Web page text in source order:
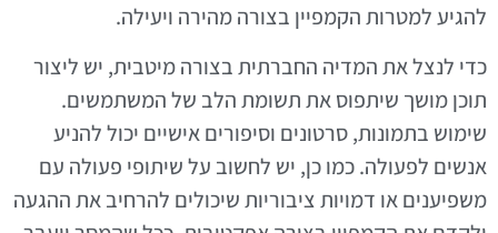
להגיע למטרות הקמפיין בצורה מהירה ויעילה.
כדי לנצל את המדיה החברתית בצורה מיטבית, יש ליצור
תוכן מושך שיתפוס את תשומת הלב של המשתמשים.
שימוש בתמונות, סרטונים וסיפורים אישיים יכול להניע
אנשים לפעולה. כמו כן, יש לחשוב על שיתופי פעולה עם
משפיענים או דמויות ציבוריות שיכולים להרחיב את ההגעה